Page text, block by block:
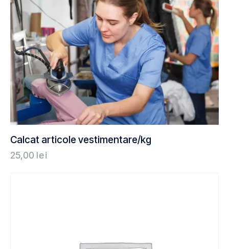
Calcat articole vestimentare/kg
25,00 lei